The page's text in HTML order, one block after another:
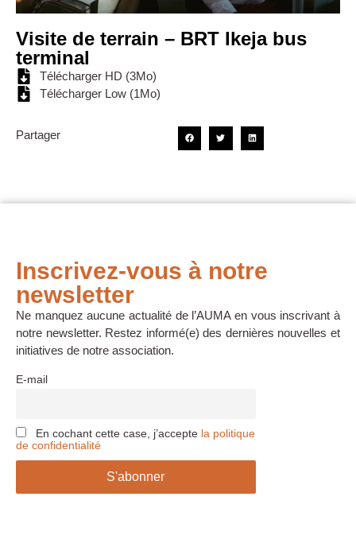
Visite de terrain – BRT Ikeja bus
terminal
Télécharger HD (3Mo)
Télécharger Low (1Mo)
Partager
Inscrivez-vous à notre
newsletter
Ne manquez aucune actualité de l’AUMA en vous inscrivant à
notre newsletter. Restez informé(e) des dernières nouvelles et
initiatives de notre association.
E-mail
En cochant cette case, j’accepte la politique
de confidentialité